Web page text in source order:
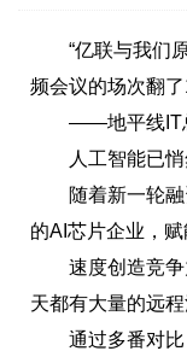
“亿联与我们
频会议的场次翻了
——地平线IT
人工智能已悄
随着新一轮融资
的AI芯片企业，
速度创造竞争力
天都有大量的远
通过多番对比，